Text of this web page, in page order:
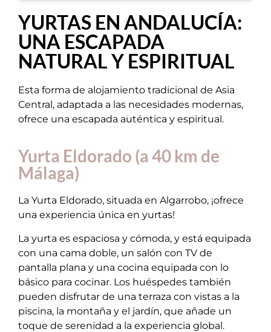
YURTAS EN ANDALUCÍA:
UNA ESCAPADA
NATURAL Y ESPIRITUAL
Esta forma de alojamiento tradicional de Asia
Central, adaptada a las necesidades modernas,
ofrece una escapada auténtica y espiritual.
Yurta Eldorado (a 40 km de
Málaga)
La Yurta Eldorado, situada en Algarrobo, ¡ofrece
una experiencia única en yurtas!
La yurta es espaciosa y cómoda, y está equipada
con una cama doble, un salón con TV de
pantalla plana y una cocina equipada con lo
básico para cocinar. Los huéspedes también
pueden disfrutar de una terraza con vistas a la
piscina, la montaña y el jardín, que añade un
toque de serenidad a la experiencia global.